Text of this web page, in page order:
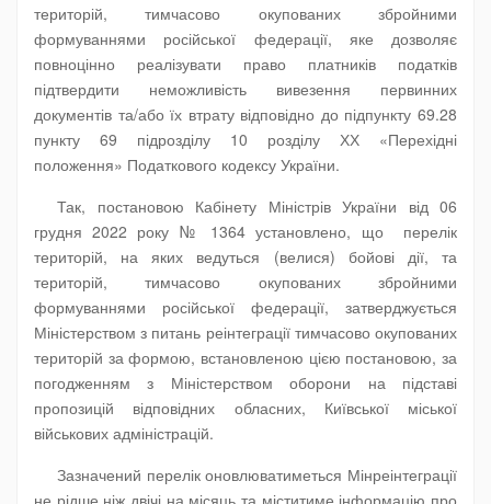
територій, тимчасово окупованих збройними
формуваннями російської федерації, яке дозволяє
повноцінно реалізувати право платників податків
підтвердити неможливість вивезення первинних
документів та/або їх втрату відповідно до підпункту 69.28
пункту 69 підрозділу 10 розділу ХХ «Перехідні
положення» Податкового кодексу України.
Так, постановою Кабінету Міністрів України від 06
грудня 2022 року № 1364 установлено, що перелік
територій, на яких ведуться (велися) бойові дії, та
територій, тимчасово окупованих збройними
формуваннями російської федерації, затверджується
Міністерством з питань реінтеграції тимчасово окупованих
територій за формою, встановленою цією постановою, за
погодженням з Міністерством оборони на підставі
пропозицій відповідних обласних, Київської міської
військових адміністрацій.
Зазначений перелік оновлюватиметься Мінреінтеграції
не рідше ніж двічі на місяць та міститиме інформацію про